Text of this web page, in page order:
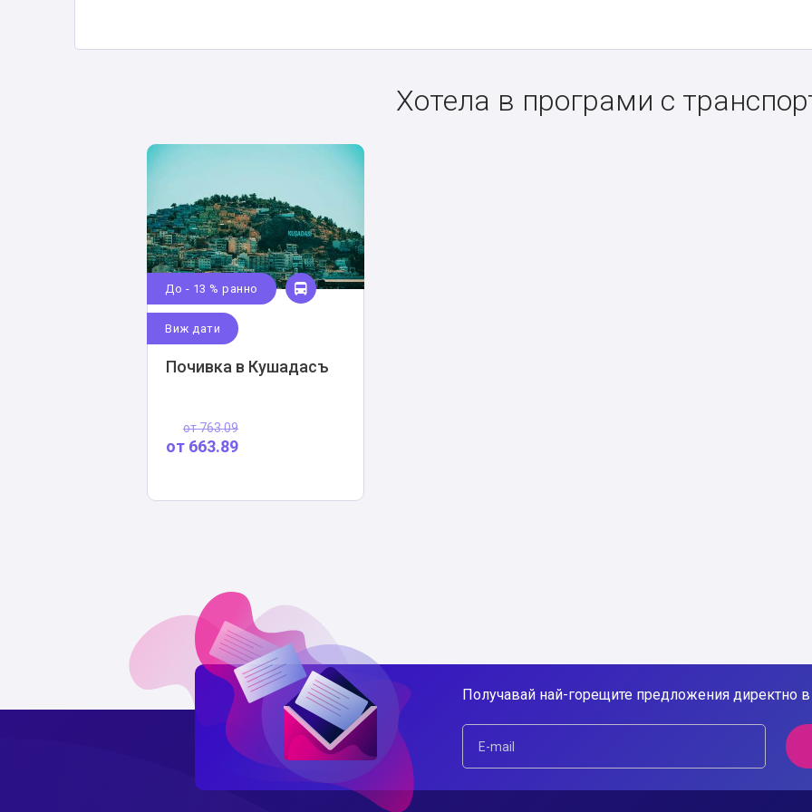
Хотела в програми с
До - 13 % ранно
Виж дати
Почивка в Кушадасъ
от763.09
от 663.89
Получавай най-горещите предложения директно